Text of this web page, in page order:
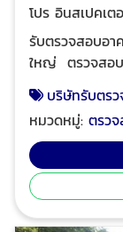
โปร อินสเปคเต
รับตรวจสอบอา
ใหญ่ ตรวจสอบอาคารชุด คอนโดมิเนียม ตรวจสอบอาคาร
ไปต่ออาคาร ตรวจสอบอาคารสูงสำหรับเช่าสำนักงาน ตรวจ
สอบอาคารโรงพยาบาลข
อาคารเรียนมหาวิทยาลัย ตรวจสอ
ศูนย์การค้าขนาดใหญ่ โปร อินสเปคเตอ
อาชีพ ผู้เชี่ยวชา
บริษัทรับตร
หมวดหมู่:ตรว